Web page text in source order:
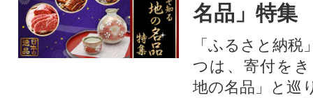
名品」特集
「ふるさと納
つは、寄付を
地の名品」と巡